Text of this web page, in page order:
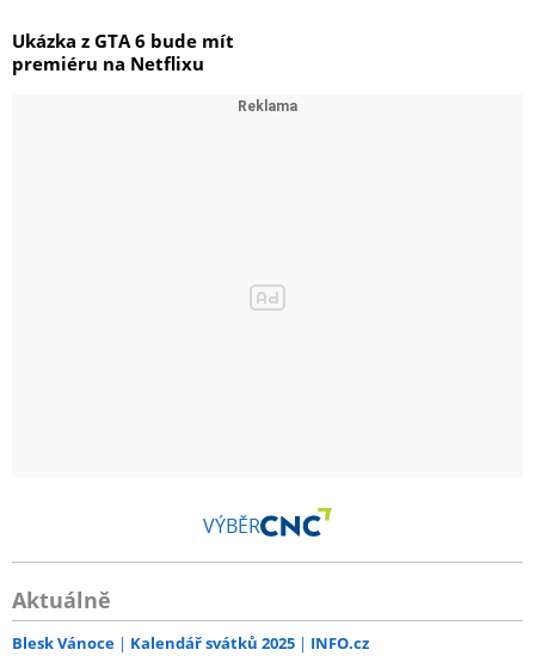
Ukázka z GTA 6 bude mít
premiéru na Netflixu
VÝBĚR
Aktuálně
Blesk Vánoce Kalendář svátků 2025 INFO.cz